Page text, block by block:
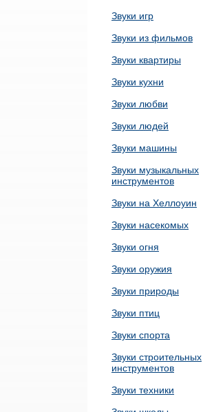
Звуки игр
Звуки из фильмов
Звуки квартиры
Звуки кухни
Звуки любви
Звуки людей
Звуки машины
Звуки музыкальных
инструментов
Звуки на Хеллоуин
Звуки насекомых
Звуки огня
Звуки оружия
Звуки природы
Звуки птиц
Звуки спорта
Звуки строительных
инструментов
Звуки техники